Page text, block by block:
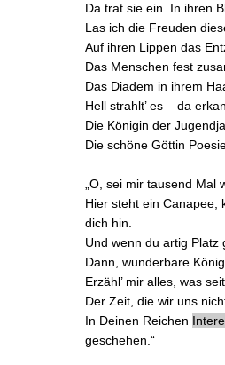
Da trat sie ein. In ihren
Las ich die Freuden
Auf ihren Lippen das
Das Menschen fest
Das Diadem in ihrem
Hell strahlt’ es – da
Die Königin der
Die schöne Göttin
„O, sei mir tausend Mal
Hier steht ein Canapee;
dich hin.
Und wenn du artig Platz
Dann, wunderbare
Erzähl’ mir alles, was
Der Zeit, die wir uns
In Deinen Reichen
geschehen.“